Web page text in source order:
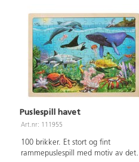
Puslespill havet
Art.nr: 111955
100 brikker. Et stort og fint
rammepuslespill med motiv av det